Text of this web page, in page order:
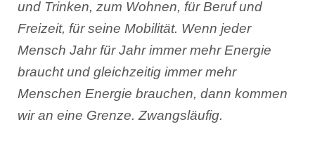
und Trinken, zum Wohnen, für Beruf und
Freizeit, für seine Mobilität. Wenn jeder
Mensch Jahr für Jahr immer mehr Energie
braucht und gleichzeitig immer mehr
Menschen Energie brauchen, dann kommen
wir an eine Grenze. Zwangsläufig.